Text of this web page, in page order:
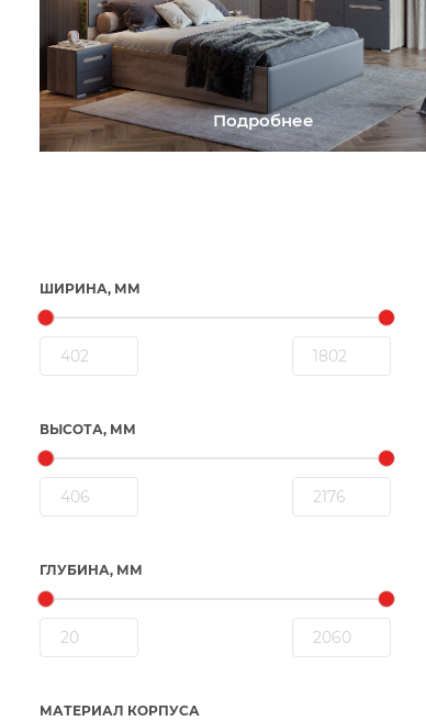
Подробнее
ШИРИНА, ММ
ВЫСОТА, ММ
ГЛУБИНА, ММ
МАТЕРИАЛ КОРПУСА